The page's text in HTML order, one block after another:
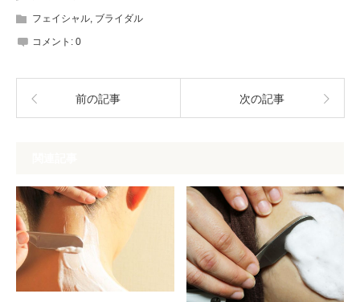
フェイシャル ブライダル
コメント: 0
前の記事 次の記事